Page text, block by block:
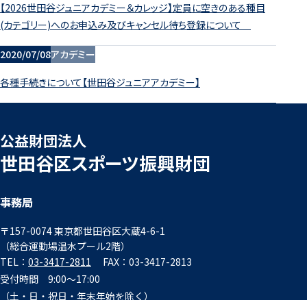
【2026世田谷ジュニアカデミー＆カレッジ】定員に空きのある種目
(カテゴリー)へのお申込み及びキャンセル待ち登録について
2020/07/08アカデミー
各種手続きについて【世田谷ジュニアアカデミー】
公益財団法人
世田谷区スポーツ振興財団
事務局
〒157-0074 東京都世田谷区大蔵4-6-1
（総合運動場温水プール2階）
TEL： 03-3417-2811
FAX：03-3417-2813
受付時間 9:00～17:00
（土・日・祝日・年末年始を除く）